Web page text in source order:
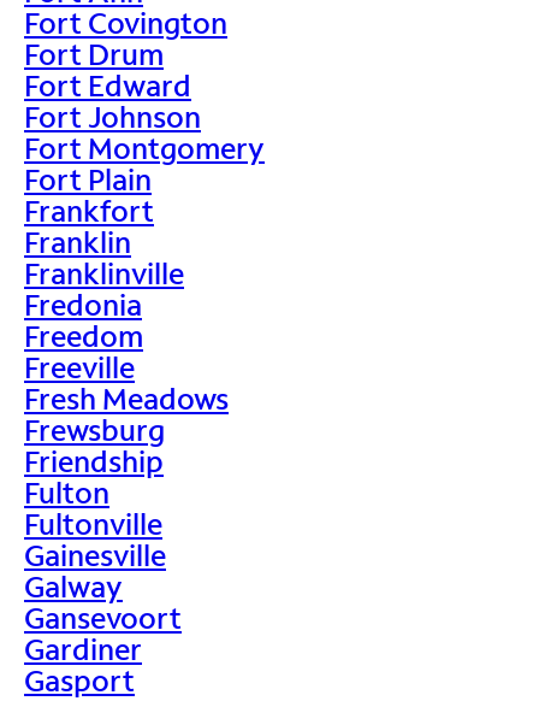
Fort Covington
Fort Drum
Fort Edward
Fort Johnson
Fort Montgomery
Fort Plain
Frankfort
Franklin
Franklinville
Fredonia
Freedom
Freeville
Fresh Meadows
Frewsburg
Friendship
Fulton
Fultonville
Gainesville
Galway
Gansevoort
Gardiner
Gasport